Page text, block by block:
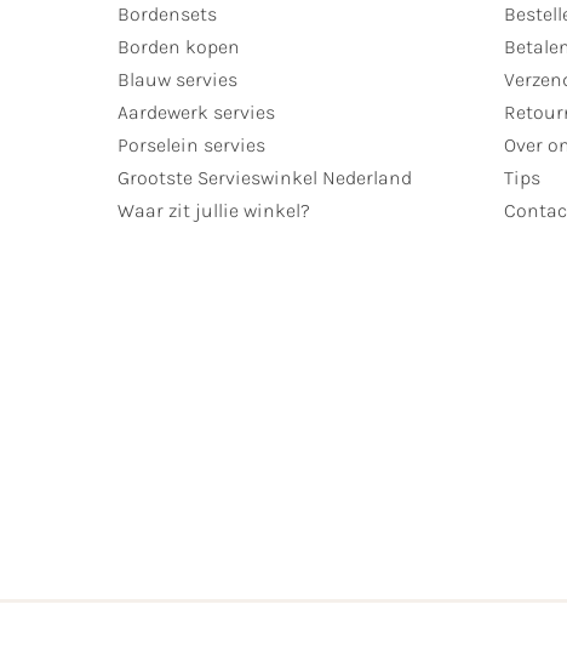
Bordensets
Borden kopen
Blauw servies
Aardewerk servies
Porselein servies
Grootste Servieswinkel Nederland
Waar zit jullie winkel?
Betalen
Over
Tips